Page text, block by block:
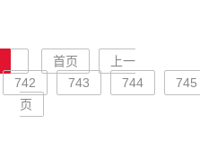
首页
上一
742 743 744 745
页